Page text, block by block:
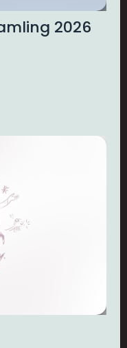
2026